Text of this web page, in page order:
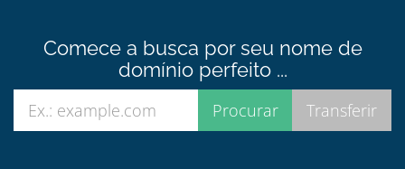
Comece a busca por seu nome de
domínio perfeito ...